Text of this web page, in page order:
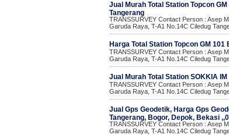
Jual Murah Total Station Topcon
Tangerang
TRANSSURVEY Contact Person : Asep
Garuda Raya, T-A1 No.14C Ciledug
Harga Total Station Topcon GM
TRANSSURVEY Contact Person : Asep
Garuda Raya, T-A1 No.14C Ciledug
Jual Murah Total Station SOKKIA
TRANSSURVEY Contact Person : Asep
Garuda Raya, T-A1 No.14C Ciledug
Jual Gps Geodetik, Harga Gps
Tangerang, Bogor, Depok, Bekasi
TRANSSURVEY Contact Person : Asep
Garuda Raya, T-A1 No.14C Ciledug